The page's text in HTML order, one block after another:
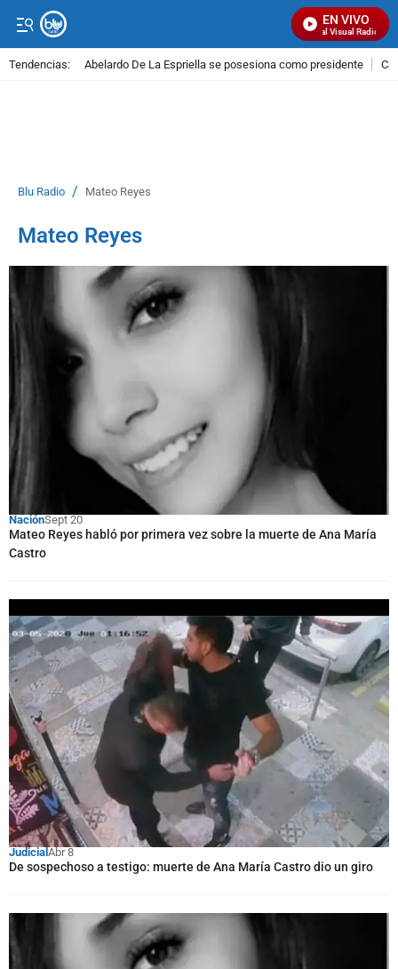
EN VIVO
Señal Visual Radio
Tendencias: Abelardo De La Espriella se posesiona como presidente
Blu Radio / Mateo Reyes
Mateo Reyes
NaciónSept 20
Mateo Reyes habló por primera vez sobre la muerte de Ana María
Castro
Judicial Abr 8
De sospechoso a testigo: muerte de Ana María Castro dio un giro